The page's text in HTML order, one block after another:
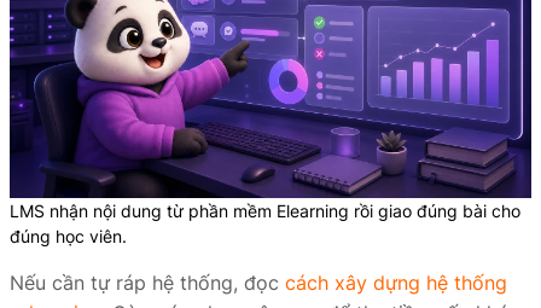
LMS nhận nội dung từ phần mềm Elearning rồi giao đúng bài cho
đúng học viên.
Nếu cần tự ráp hệ thống, đọc cách xây dựng hệ thống